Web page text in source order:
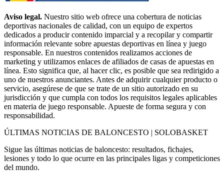
Aviso legal. Nuestro sitio web ofrece una cobertura de noticias
deportivas nacionales de calidad, con un equipo de expertos
dedicados a producir contenido imparcial y a recopilar y compartir
información relevante sobre apuestas deportivas en línea y juego
responsable. En nuestros contenidos realizamos acciones de
marketing y utilizamos enlaces de afiliados de casas de apuestas en
línea. Esto significa que, al hacer clic, es posible que sea redirigido a
uno de nuestros anunciantes. Antes de adquirir cualquier producto o
servicio, asegúrese de que se trate de un sitio autorizado en su
jurisdicción y que cumpla con todos los requisitos legales aplicables
en materia de juego responsable. Apueste de forma segura y con
responsabilidad.
ÚLTIMAS NOTICIAS DE BALONCESTO | SOLOBASKET
Sigue las últimas noticias de baloncesto: resultados, fichajes,
lesiones y todo lo que ocurre en las principales ligas y competiciones
del mundo.